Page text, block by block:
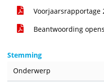
Voorjaarsrapportage
Beantwoording
Stemming
Onderwerp